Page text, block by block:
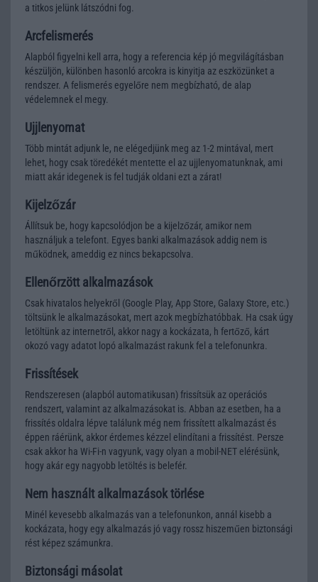
a titkos jelünk látszódni fog.
Arcfelismerés
Alapból figyelni kell arra, hogy a referencia kép jó megvilágításban
készüljön, különben hasonló arcokra is kinyitja az eszközünket a
rendszer. A felismerés egyelőre nem megbízható, de alap
védelemnek el megy.
Ujjlenyomat
Több mintát adjunk le, ne elégedjünk meg az 1-2 mintával, mert
lehet, hogy csak töredékét mentette el az ujjlenyomatunknak, ami
miatt akár idegenek is fel tudják oldani ezt a zárat!
Kijelzőzár
Állítsuk be, hogy kapcsolódjon be a kijelzőzár, amikor nem
használjuk a telefont. Egyes banki alkalmazások addig nem is
működnek, ameddig ez nincs bekapcsolva.
Ellenőrzött alkalmazások
Csak hivatalos helyekről (Google Play, App Store, Galaxy Store, etc.)
töltsünk le alkalmazásokat, mert azok megbízhatóbbak. Ha csak úgy
letöltünk az internetről, akkor nagy a kockázata, h fertőző, kárt
okozó vagy adatot lopó alkalmazást rakunk fel a telefonunkra.
Frissítések
Rendszeresen (alapból automatikusan) frissítsük az operációs
rendszert, valamint az alkalmazásokat is. Abban az esetben, ha a
frissítés oldalra lépve találunk még nem frissített alkalmazást és
éppen ráérünk, akkor érdemes kézzel elindítani a frissítést. Persze
csak akkor ha Wi-Fi-n vagyunk, vagy olyan a mobil-NET elérésünk,
hogy akár egy nagyobb letöltés is belefér.
Nem használt alkalmazások törlése
Minél kevesebb alkalmazás van a telefonunkon, annál kisebb a
kockázata, hogy egy alkalmazás jó vagy rossz hiszeműen biztonsági
rést képez számunkra.
Biztonsági másolat